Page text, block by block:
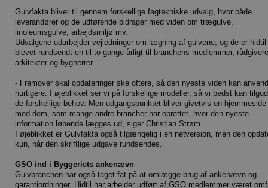
Gulvfakta bliver til gennem forskellige fagtekniske udvalg, hvor både
leverandører og de udførende bidrager med viden om trægulve,
linoleumsgulve, arbejdsmiljø mv.
Udvalgene udarbejder vejledninger om lægning af gulvene, og de er hidtil
blevet rundsendt en til to gange årligt til branchens medlemmer,
arkitekter og bygherrer.
- Fremover skal opdateringer ske oftere, så den nyeste viden kan
hurtigere. I øjeblikket ser vi på forskellige modeller, så vi bedst kan
de forskellige behov. Men udgangspunktet bliver givetvis en
med dem, som mange andre brancher har oprettet, hvor den nyeste
information løbende lægges ud, siger Christian Strøm.
I øjeblikket er Gulvfakta også tilgængelig i en netversion, men den
kun, når den skriftlige udgave rundsendes.
GSO ind i Byggeriets ankenævn
Gulvbranchen har også taget fat på at omlægge brug af ankenævn og
garantiordninger. Hidtil har arbejder udført af GSO medlemmer været